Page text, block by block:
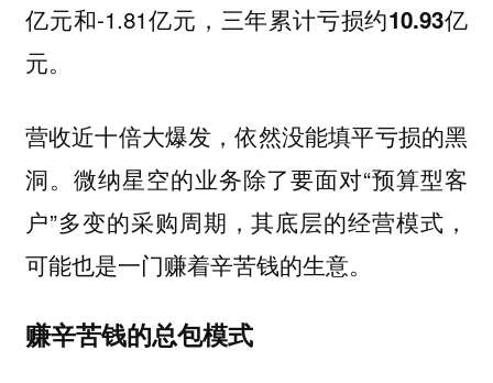
亿元和-1.81亿元， 三年累计亏损约10.93亿
元。
营收近十倍大爆发，依然没能填平亏损的黑
洞。微纳星空的业务除了要面对“预算型客
户”多变的采购周期，其底层的经营模式，
可能也是一门赚着辛苦钱的生意。
赚辛苦钱的总包模式